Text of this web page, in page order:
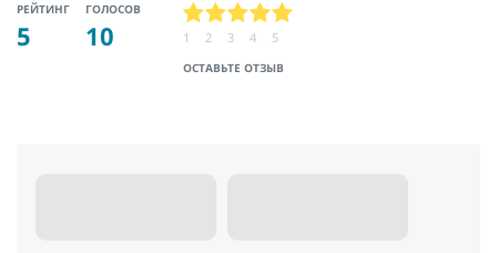
РЕЙТИНГ
5
ГОЛОСОВ
10
ОСТАВЬТЕ ОТЗЫВ
1 2 3 4 5